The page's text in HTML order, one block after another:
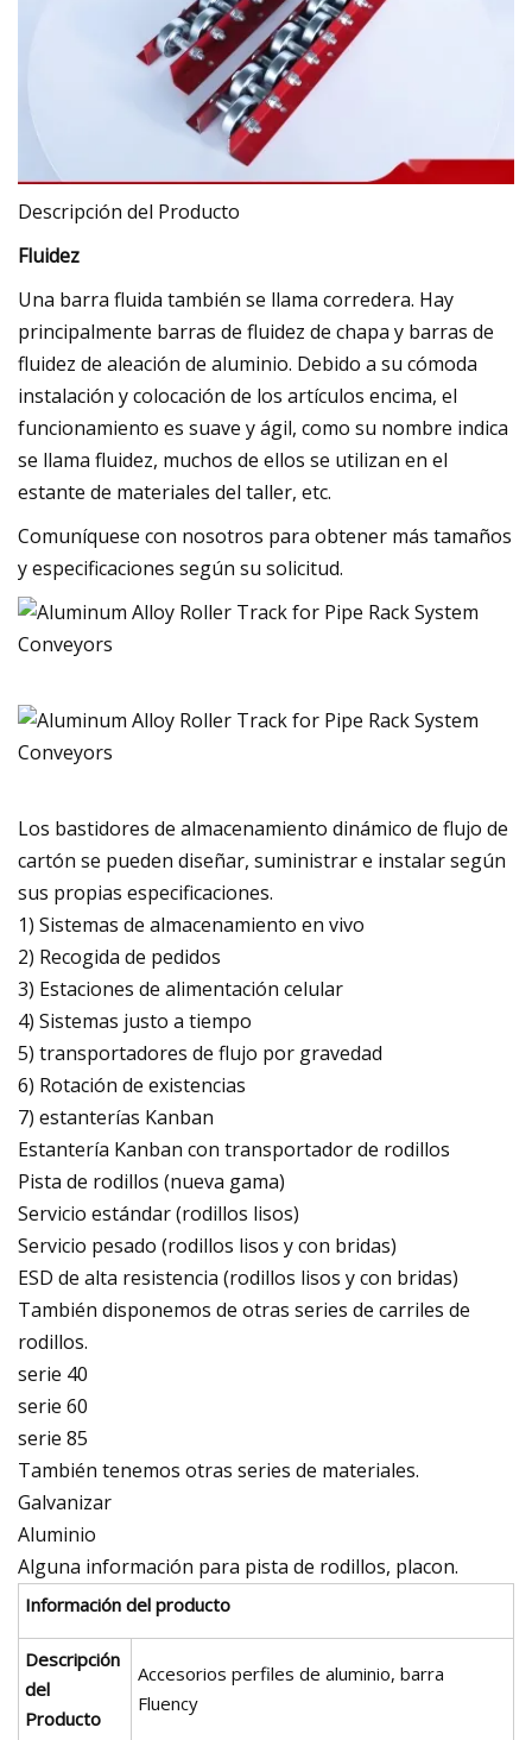
Descripción del Producto
Fluidez
Una barra fluida también se llama corredera. Hay
principalmente barras de fluidez de chapa y barras de
fluidez de aleación de aluminio. Debido a su cómoda
instalación y colocación de los artículos encima, el
funcionamiento es suave y ágil, como su nombre indica
se llama fluidez, muchos de ellos se utilizan en el
estante de materiales del taller, etc.
Comuníquese con nosotros para obtener más tamaños
y especificaciones según su solicitud.
Los bastidores de almacenamiento dinámico de flujo de
cartón se pueden diseñar, suministrar e instalar según
sus propias especificaciones.
1) Sistemas de almacenamiento en vivo
2) Recogida de pedidos
3) Estaciones de alimentación celular
4) Sistemas justo a tiempo
5) transportadores de flujo por gravedad
6) Rotación de existencias
7) estanterías Kanban
Estantería Kanban con transportador de rodillos
Pista de rodillos (nueva gama)
Servicio estándar (rodillos lisos)
Servicio pesado (rodillos lisos y con bridas)
ESD de alta resistencia (rodillos lisos y con bridas)
También disponemos de otras series de carriles de
rodillos.
serie 40
serie 60
serie 85
También tenemos otras series de materiales.
Galvanizar
Aluminio
Alguna información para pista de rodillos, placon.
Información del producto
Descripción
del
Producto
Accesorios perfiles de aluminio, barra
Fluency